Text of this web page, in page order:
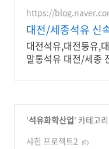
https://
대전/세종석유 신
대전석유,대전등유,
말통석유 대전/세종
'석유화학산업' 카테고
샤힌 프로젝트2
(0)